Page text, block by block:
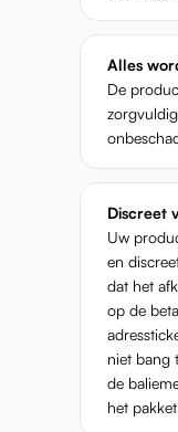
Alles
De
Discreet
Uw
en
dat het
op de
niet bang
de
het